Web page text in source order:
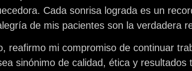
Cada sonrisa lograda es un
de mis pacientes son la verdadera
reafirmo mi compromiso de continuar
sinónimo de calidad, ética y